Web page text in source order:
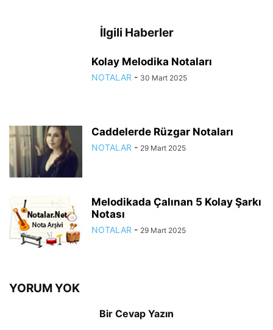
İlgili Haberler
Kolay Melodika Notaları
NOTALAR - 30 Mart 2025
Caddelerde Rüzgar Notaları
NOTALAR - 29 Mart 2025
Melodikada Çalınan 5 Kolay Şarkı
Notası
NOTALAR - 29 Mart 2025
YORUM YOK
Bir Cevap Yazın